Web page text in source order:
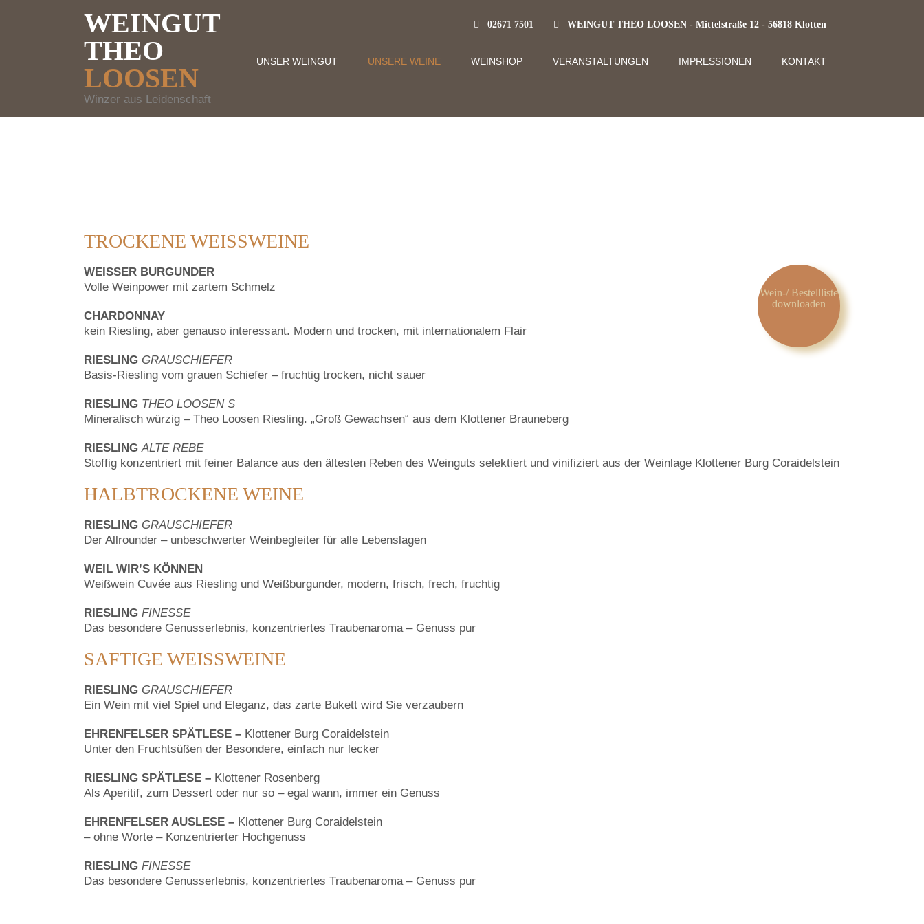
WEINGUT
THEO
LOOSEN
Winzer aus Leidenschaft
02671 7501 WEINGUT THEO LOOSEN - Mittelstraße 12 - 56818 Klotten
UNSER WEINGUT UNSERE WEINE WEINSHOP VERANSTALTUNGEN IMPRESSIONEN KONTAKT
TROCKENE WEISSWEINE
Wein-/ Bestellliste
downloaden
WEISSER BURGUNDER
Volle Weinpower mit zartem Schmelz
CHARDONNAY
kein Riesling, aber genauso interessant. Modern und trocken, mit internationalem Flair
RIESLING GRAUSCHIEFER
Basis-Riesling vom grauen Schiefer – fruchtig trocken, nicht sauer
RIESLING THEO LOOSEN S
Mineralisch würzig – Theo Loosen Riesling. „Groß Gewachsen“ aus dem Klottener Brauneberg
RIESLINGALTE REBE
Stoffig konzentriert mit feiner Balance aus den ältesten Reben des Weinguts selektiert und vinifiziert aus der Weinlage Klottener Burg Coraidelstein
HALBTROCKENE WEINE
RIESLING GRAUSCHIEFER
Der Allrounder – unbeschwerter Weinbegleiter für alle Lebenslagen
WEIL WIR’S KÖNNEN
Weißwein Cuvée aus Riesling und Weißburgunder, modern, frisch, frech, fruchtig
RIESLING FINESSE
Das besondere Genusserlebnis, konzentriertes Traubenaroma – Genuss pur
SAFTIGE WEISSWEINE
RIESLING GRAUSCHIEFER
Ein Wein mit viel Spiel und Eleganz, das zarte Bukett wird Sie verzaubern
EHRENFELSER SPÄTLESE – Klottener Burg Coraidelstein
Unter den Fruchtsüßen der Besondere, einfach nur lecker
RIESLING SPÄTLESE – Klottener Rosenberg
Als Aperitif, zum Dessert oder nur so – egal wann, immer ein Genuss
EHRENFELSER AUSLESE – Klottener Burg Coraidelstein
– ohne Worte – Konzentrierter Hochgenuss
RIESLING FINESSE
Das besondere Genusserlebnis, konzentriertes Traubenaroma – Genuss pur